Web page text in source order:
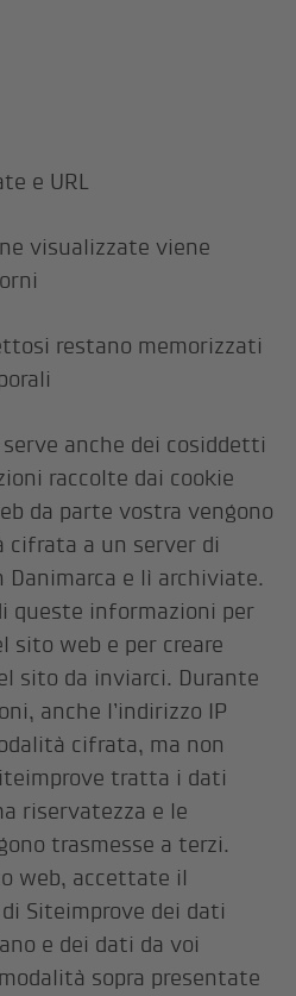
e URL
visualizzate viene
restano memorizzati
anche dei cosiddetti
raccolte dai cookie
da parte vostra vengono
cifrata a un server di
e lì archiviate.
queste informazioni per
sito web e per creare
sito da inviarci. Durante
anche l’indirizzo IP
cifrata, ma non
tratta i dati
riservatezza e le
trasmesse a terzi.
web, accettate il
Siteimprove dei dati
e dei dati da voi
sopra presentate